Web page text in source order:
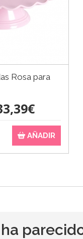
Rosa para
AÑADIR